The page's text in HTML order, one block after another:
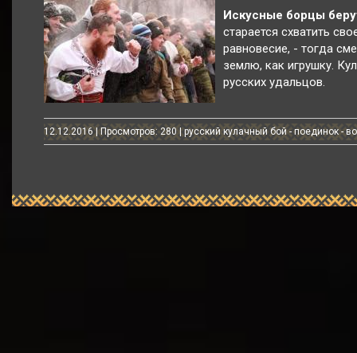
Искусные борцы
старается схватить
равновесие, - тогда
землю, как игрушку.
русских удальцов.
12.12.2016| Просмотров: 280 | русский кулачный бой - поединок -